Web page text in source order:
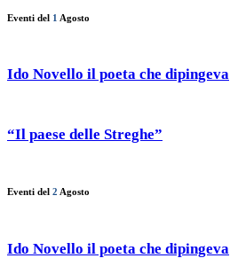
Eventi del 1 Agosto
Ido Novello il poeta che dipingeva
“Il paese delle Streghe”
Eventi del 2 Agosto
Ido Novello il poeta che dipingeva